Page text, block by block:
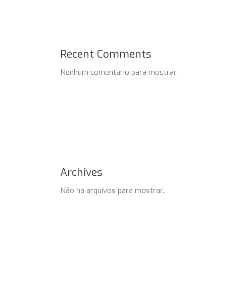
Recent Comments
Nenhum comentário para mostrar.
Archives
Não há arquivos para mostrar.